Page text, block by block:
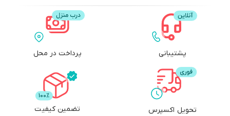
پشتیبانی پرداخت در محل
تحویل اکسپرس تضمین کیفیت